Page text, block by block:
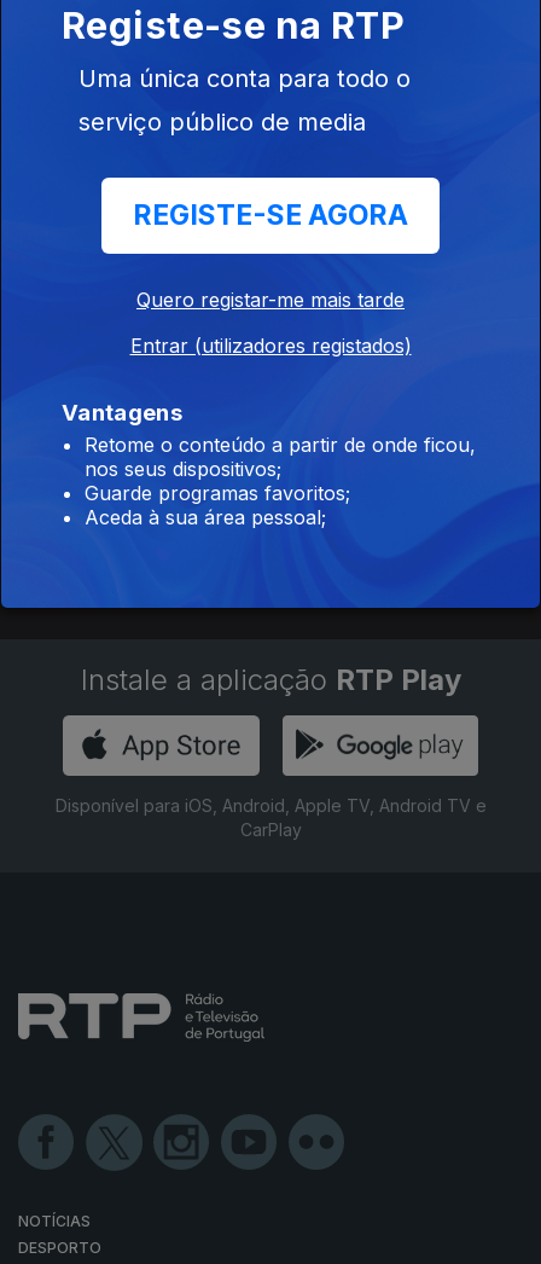
Ep. 3
Ep. 2
Ep. 1 15 nov. 2022
Instale a aplicação RTP Play
Disponível para iOS, Android, Apple TV, Android TV e
CarPlay
NOTÍCIAS
DESPORTO
Registe-se na RTP
Uma única conta para todo o
serviço público de media
REGISTE-SE AGORA
Quero registar-me mais tarde
Entrar (utilizadores registados)
Vantagens
Retome o conteúdo a partir de onde ficou,
nos seus dispositivos;
Guarde programas favoritos;
Aceda à sua área pessoal;